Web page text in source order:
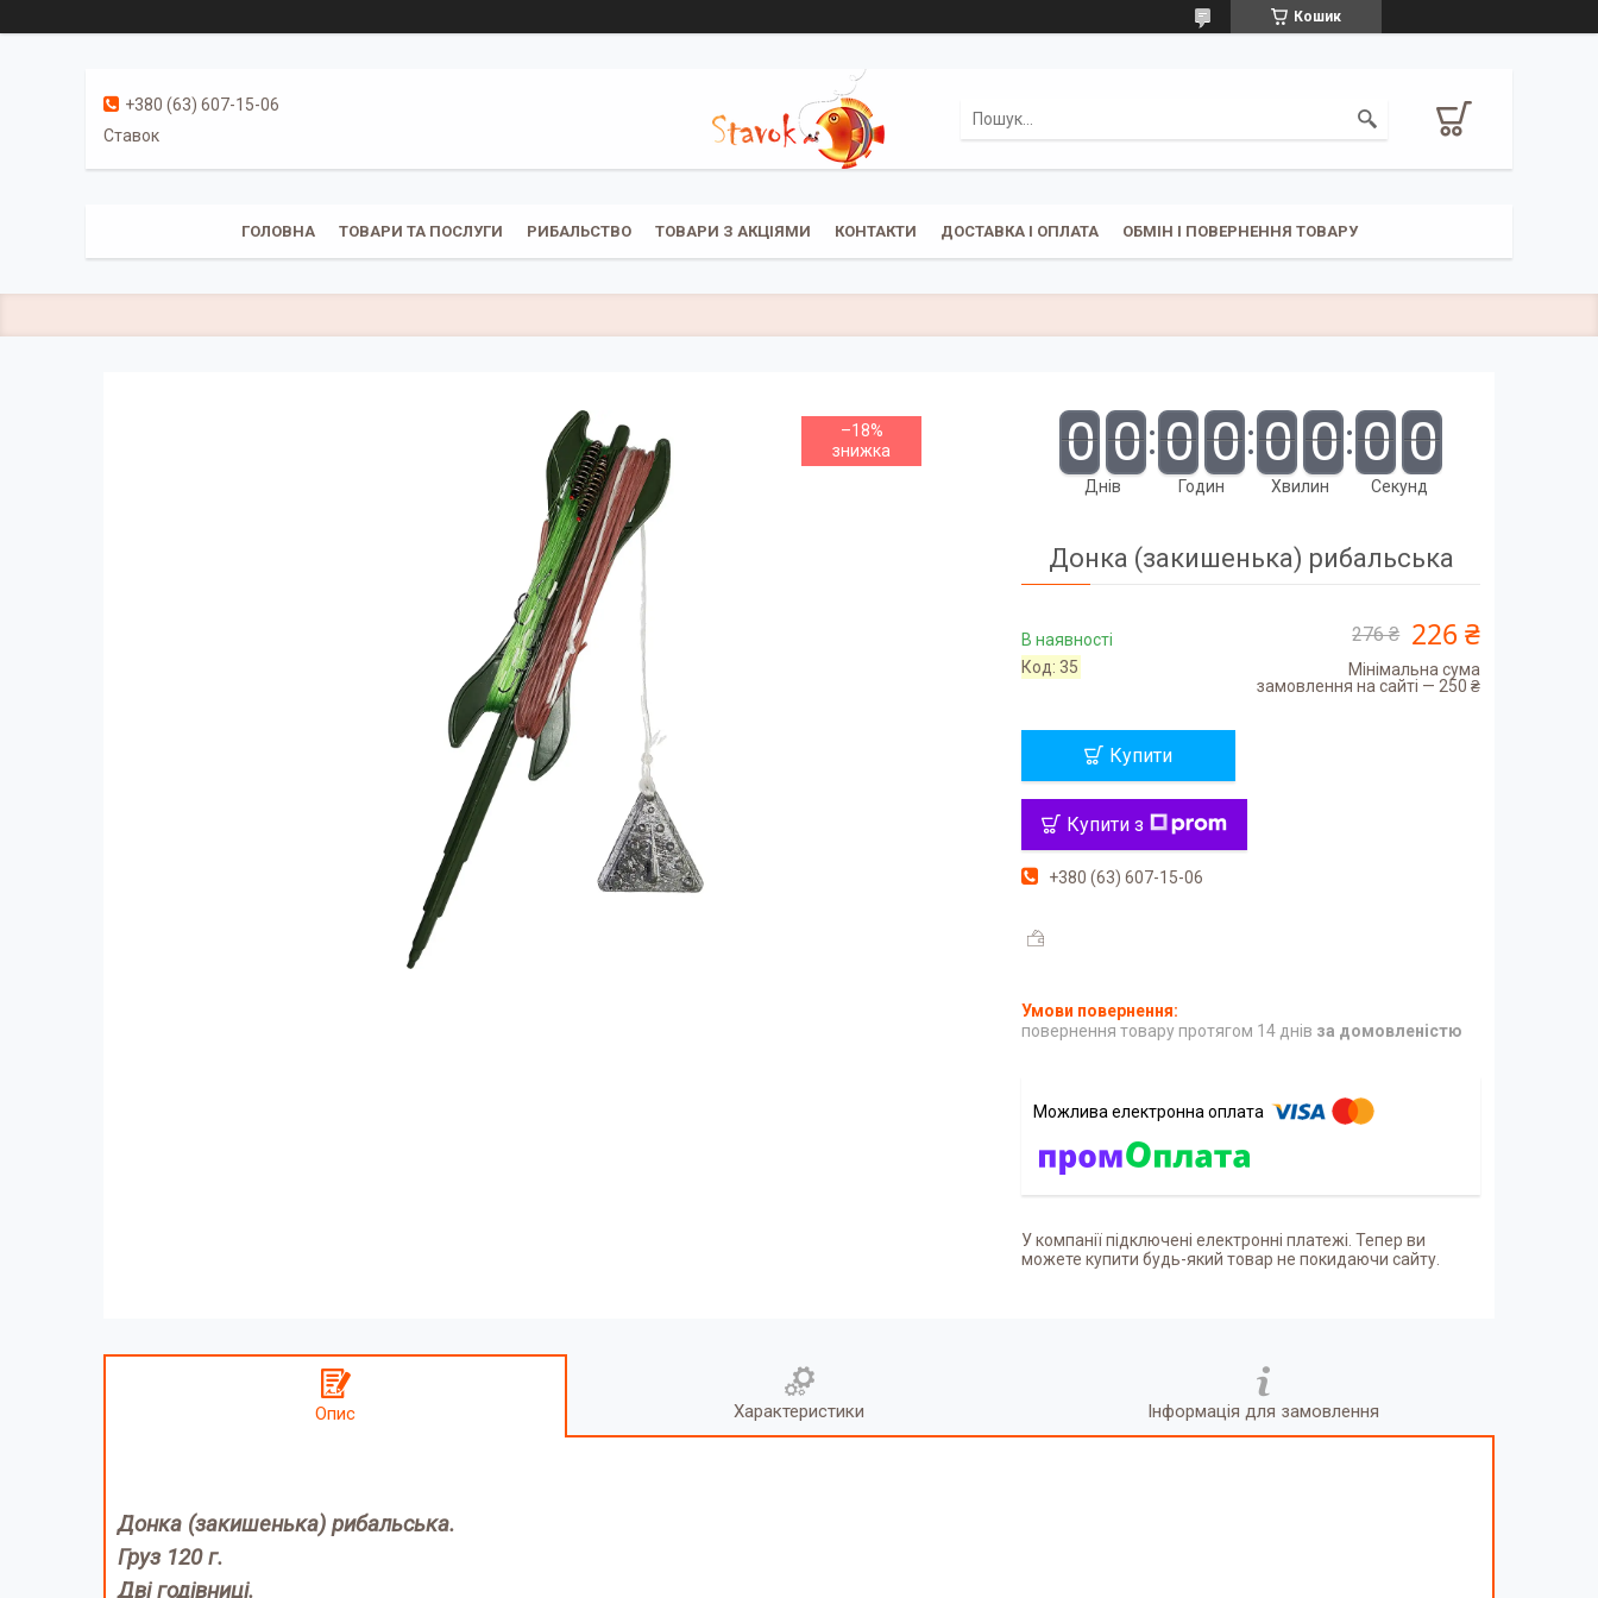
Кошик
+380 (63) 607-15-06
Ставок
ГОЛОВНА ТОВАРИ ТА ПОСЛУГИ РИБАЛЬСТВО ТОВАРИ З АКЦІЯМИ КОНТАКТИ ДОСТАВКА І ОПЛАТА ОБМІН І ПОВЕРНЕННЯ ТОВАРУ
–18% 0 0
Днів
0 0
Годин
0 0
Хвилин
0 0
Секунд
Донка (закишенька) рибальська
В наявності
Код:35
276 ₴ 226 ₴
Мінімальна сума
замовлення на сайті — 250 ₴
Купити
Купити з
+380 (63) 607-15-06
повернення товару протягом 14 днів за домовленістю
У компанії підключені електронні платежі. Тепер ви
можете купити будь-який товар не покидаючи сайту.
Опис Характеристики Інформація для замовлення
Донка (закишенька) рибальська.
Груз 120 г.
Дві годівниці.